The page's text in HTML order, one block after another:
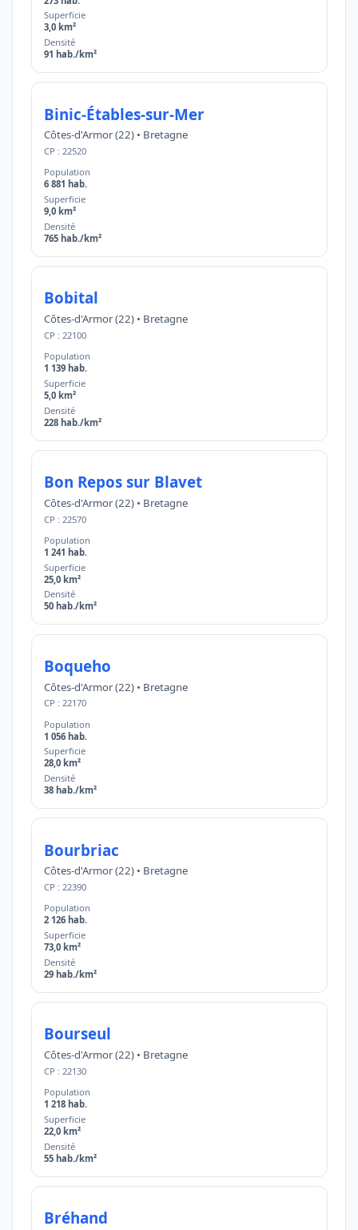
Superficie
3,0 km²
Densité
91 hab./km²
Binic-Étables-sur-Mer
Côtes-d'Armor (22) • Bretagne
CP : 22520
Population
6 881 hab.
Superficie
9,0 km²
Densité
765 hab./km²
Bobital
Côtes-d'Armor (22) • Bretagne
CP : 22100
Population
1 139 hab.
Superficie
5,0 km²
Densité
228 hab./km²
Bon Repos sur Blavet
Côtes-d'Armor (22) • Bretagne
CP : 22570
Population
1 241 hab.
Superficie
25,0 km²
Densité
50 hab./km²
Boqueho
Côtes-d'Armor (22) • Bretagne
CP : 22170
Population
1 056 hab.
Superficie
28,0 km²
Densité
38 hab./km²
Bourbriac
Côtes-d'Armor (22) • Bretagne
CP : 22390
Population
2 126 hab.
Superficie
73,0 km²
Densité
29 hab./km²
Bourseul
Côtes-d'Armor (22) • Bretagne
CP : 22130
Population
1 218 hab.
Superficie
22,0 km²
Densité
55 hab./km²
Bréhand